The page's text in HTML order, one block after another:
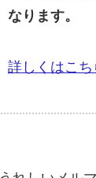
なります。
詳しくはこち